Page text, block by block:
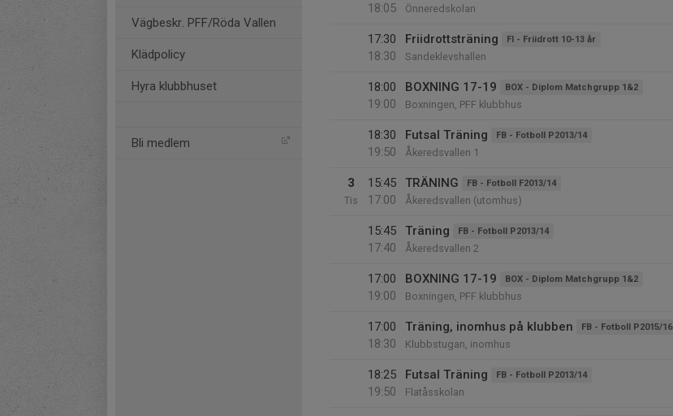
Vägbeskr. PFF/Röda Vallen
Klädpolicy
Hyra klubbhuset
Bli medlem
18:05
Önneredskolan
17:30
18:30
Friidrottsträning FI - Friidrott 10-13 år
Sandeklevshallen
18:00
19:00
BOXNING 17-19 BOX - Diplom Matchgrupp 1&2
Boxningen, PFF klubbhus
18:30
19:50
Futsal Träning FB - Fotboll P2013/14
Åkeredsvallen 1
3
Tis
15:45
17:00
TRÄNING FB - Fotboll F2013/14
Åkeredsvallen (utomhus)
15:45
17:40
Träning FB - Fotboll P2013/14
Åkeredsvallen 2
17:00
19:00
BOXNING 17-19 BOX - Diplom Matchgrupp 1&2
Boxningen, PFF klubbhus
17:00
18:30
Träning, inomhus på klubben FB - Fotboll P2015/16
Klubbstugan, inomhus
18:25
19:50
Futsal Träning FB - Fotboll P2013/14
Flatåsskolan